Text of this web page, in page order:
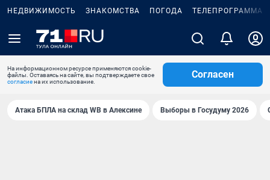
НЕДВИЖИМОСТЬ ЗНАКОМСТВА ПОГОДА ТЕЛЕПРОГРАММА
На информационном ресурсе применяются cookie-
файлы. Оставаясь на сайте, вы подтверждаете свое
согласиена их использование.
Согласен
Атака БПЛА на склад WB в Алексине Выборы в Госудуму 2026